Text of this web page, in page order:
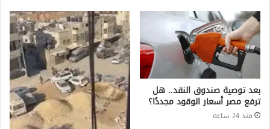
بعد توصية صندوق النقد.. هل
ترفع مصر أسعار الوقود مجددًا؟
منذ 24 ساعة